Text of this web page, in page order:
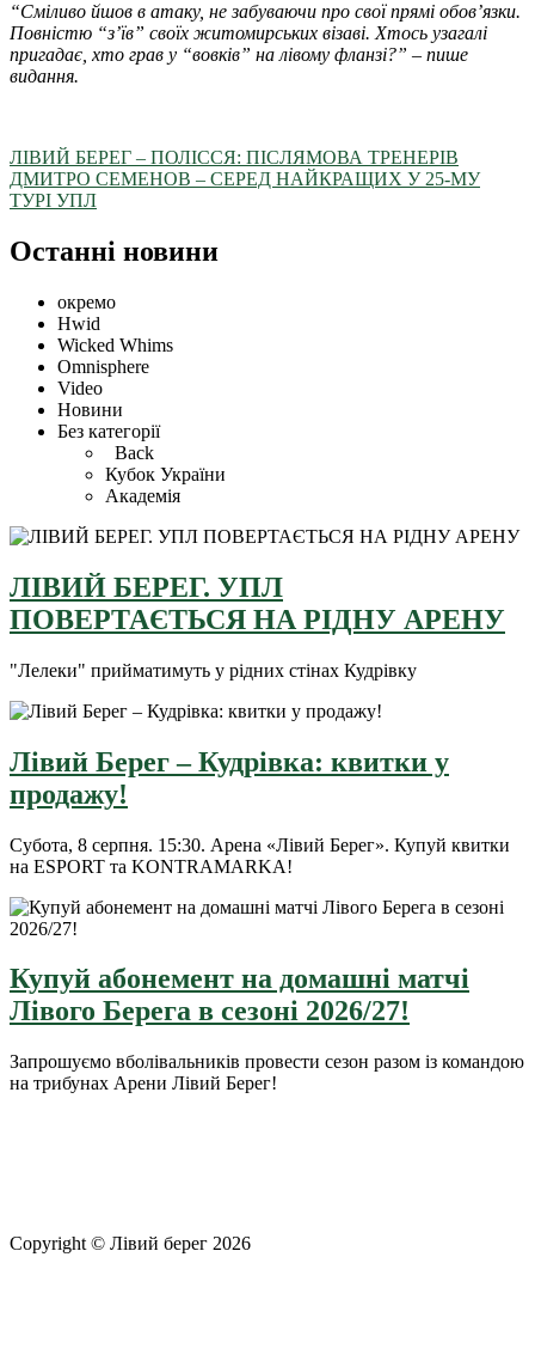
“Сміливо йшов в атаку, не забуваючи про свої прямі обов’язки.
Повністю “з’їв” своїх житомирських візаві. Хтось узагалі
пригадає, хто грав у “вовків” на лівому фланзі?” – пише
видання.
ЛІВИЙ БЕРЕГ – ПОЛІССЯ: ПІСЛЯМОВА ТРЕНЕРІВ
ДМИТРО СЕМЕНОВ – СЕРЕД НАЙКРАЩИХ У 25-МУ
ТУРІ УПЛ
Останні новини
окремо
Hwid
Wicked Whims
Omnisphere
Video
Новини
Без категорії
Back
Кубок України
Академія
ЛІВИЙ БЕРЕГ. УПЛ
ПОВЕРТАЄТЬСЯ НА РІДНУ АРЕНУ
"Лелеки" прийматимуть у рідних стінах Кудрівку
Лівий Берег – Кудрівка: квитки у
продажу!
Субота, 8 серпня. 15:30. Арена «Лівий Берег». Купуй квитки
на ESPORT та KONTRAMARKA!
Купуй абонемент на домашні матчі
Лівого Берега в сезоні 2026/27!
Запрошуємо вболівальників провести сезон разом із командою
на трибунах Арени Лівий Берег!
Copyright © Лівий берег 2026